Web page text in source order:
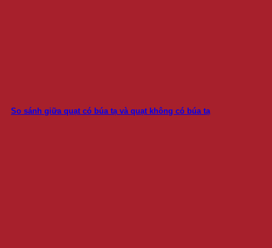
So sánh giữa quạt có búa tạ và quạt không có búa tạ